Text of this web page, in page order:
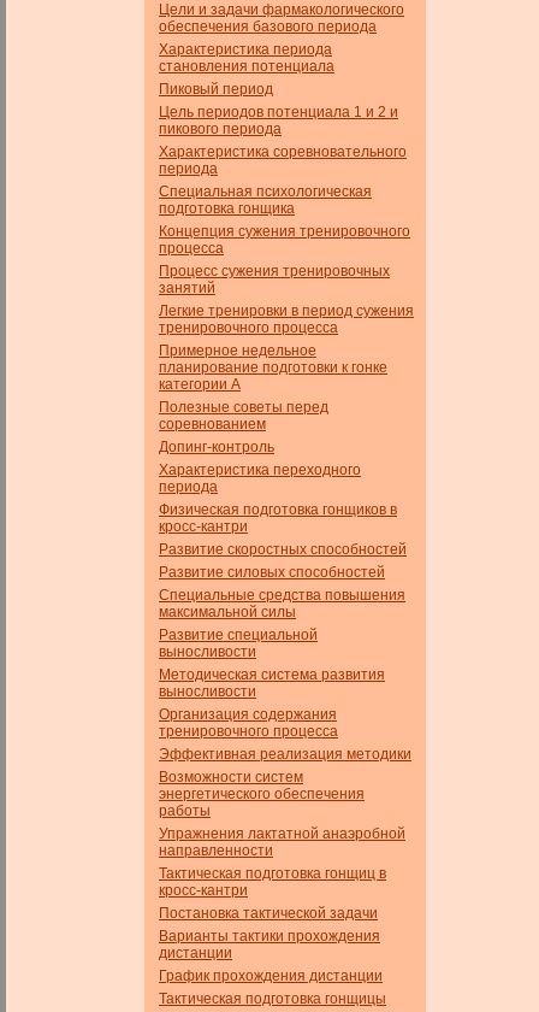
Цели и задачи фармакологического
обеспечения базового пе­риода
Характеристика периода
становления потенциала
Пиковый период
Цель периодов потенциала 1 и 2 и
пикового периода
Характеристика соревновательного
периода
Специальная психологическая
подготовка гонщика
Концепция сужения тренировочного
процесса
Процесс сужения тренировочных
занятий
Легкие тренировки в период сужения
тренировочного процесса
Примерное недельное
планирование подготовки к гонке
категории А
Полезные советы перед
соревнованием
Допинг-контроль
Характеристика переходного
периода
Физическая подготовка гонщиков в
кросс-кантри
Развитие скоростных способностей
Развитие силовых способностей
Специальные средства повышения
максимальной силы
Развитие специальной
выносливости
Методическая система развития
выносливости
Организация содержания
тренировочного процесса
Эффективная реализация методики
Возможности систем
энергетического обеспечения
работы
Упражнения лактатной анаэробной
направленности
Тактическая подготовка гонщиц в
кросс-кантри
Постановка тактической задачи
Варианты тактики прохождения
дистанции
График прохождения дистанции
Тактическая подготовка гонщицы